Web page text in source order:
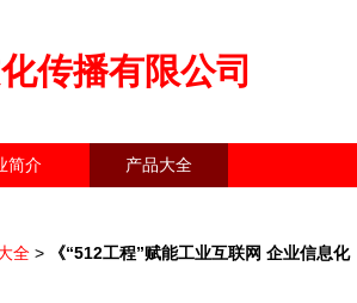
传播有限公司
简介 产品大全
全 >
《“512工程”赋能工业互联网 企业信息化